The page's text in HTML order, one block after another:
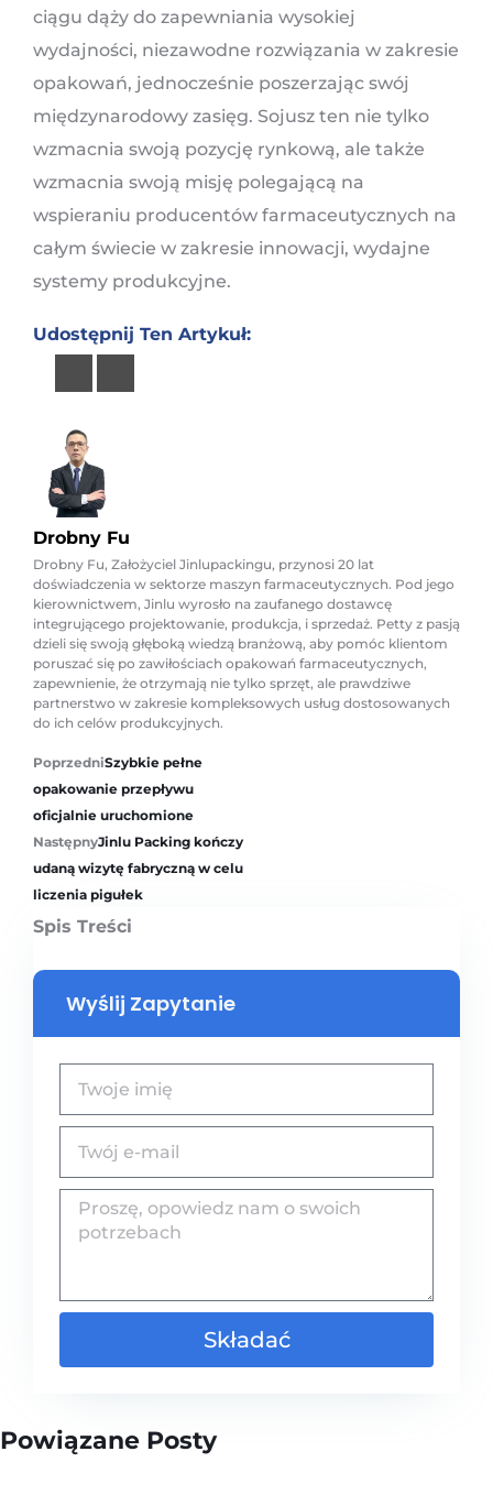
ciągu dąży do zapewniania wysokiej
wydajności, niezawodne rozwiązania w zakresie
opakowań, jednocześnie poszerzając swój
międzynarodowy zasięg. Sojusz ten nie tylko
wzmacnia swoją pozycję rynkową, ale także
wzmacnia swoją misję polegającą na
wspieraniu producentów farmaceutycznych na
całym świecie w zakresie innowacji, wydajne
systemy produkcyjne.
Udostępnij Ten Artykuł:
Drobny Fu
Drobny Fu, Założyciel Jinlupackingu, przynosi 20 lat
doświadczenia w sektorze maszyn farmaceutycznych. Pod jego
kierownictwem, Jinlu wyrosło na zaufanego dostawcę
integrującego projektowanie, produkcja, i sprzedaż. Petty z pasją
dzieli się swoją głęboką wiedzą branżową, aby pomóc klientom
poruszać się po zawiłościach opakowań farmaceutycznych,
zapewnienie, że otrzymają nie tylko sprzęt, ale prawdziwe
partnerstwo w zakresie kompleksowych usług dostosowanych
do ich celów produkcyjnych.
PoprzedniSzybkie pełne
opakowanie przepływu
oficjalnie uruchomione
NastępnyJinlu Packing kończy
udaną wizytę fabryczną w celu
liczenia pigułek
Spis Treści
Wyślij Zapytanie
Składać
Powiązane Posty